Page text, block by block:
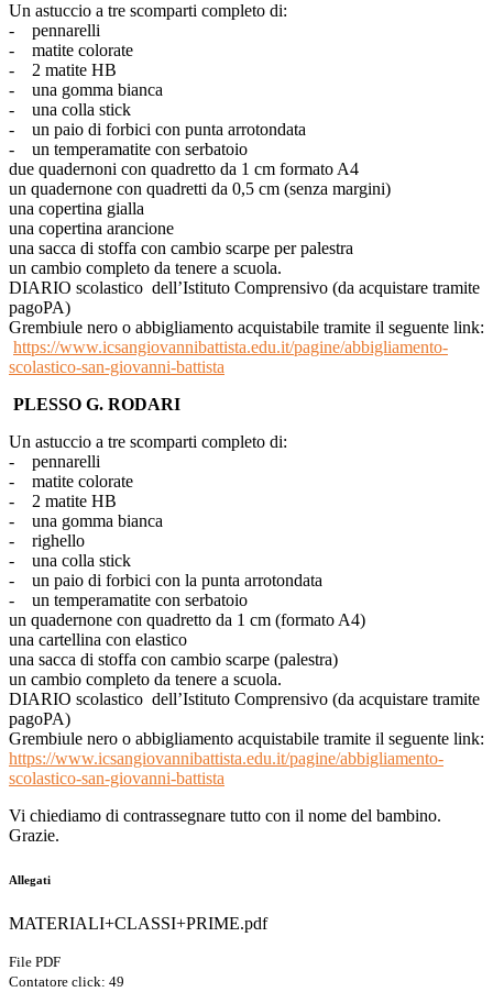
Un astuccio a tre scomparti completo di:
- pennarelli
- matite colorate
- 2 matite HB
- una gomma bianca
- una colla stick
- un paio di forbici con punta arrotondata
- un temperamatite con serbatoio
due quadernoni con quadretto da 1 cm formato A4
un quadernone con quadretti da 0,5 cm (senza margini)
una copertina gialla
una copertina arancione
una sacca di stoffa con cambio scarpe per palestra
un cambio completo da tenere a scuola.
DIARIO scolastico dell’Istituto Comprensivo (da acquistare tramite
pagoPA)
Grembiule nero o abbigliamento acquistabile tramite il seguente link:
https://www.icsangiovannibattista.edu.it/pagine/abbigliamento-
scolastico-san-giovanni-battista
PLESSO G. RODARI
Un astuccio a tre scomparti completo di:
- pennarelli
- matite colorate
- 2 matite HB
- una gomma bianca
- righello
- una colla stick
- un paio di forbici con la punta arrotondata
- un temperamatite con serbatoio
un quadernone con quadretto da 1 cm (formato A4)
una cartellina con elastico
una sacca di stoffa con cambio scarpe (palestra)
un cambio completo da tenere a scuola.
DIARIO scolastico dell’Istituto Comprensivo (da acquistare tramite
pagoPA)
Grembiule nero o abbigliamento acquistabile tramite il seguente link:
https://www.icsangiovannibattista.edu.it/pagine/abbigliamento-
scolastico-san-giovanni-battista
Vi chiediamo di contrassegnare tutto con il nome del bambino.
Grazie.
Allegati
MATERIALI+CLASSI+PRIME.pdf
File PDF
Contatore click: 49